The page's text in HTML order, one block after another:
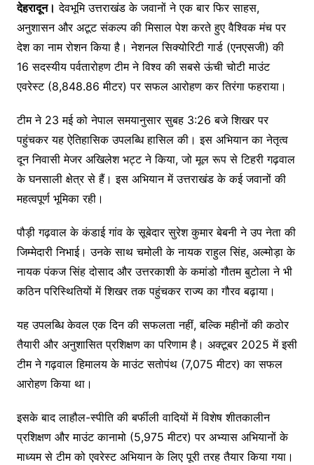
देहरादून। देवभूमि उत्तराखंड के जवानों ने एक बार फिर साहस,
अनुशासन और अटूट संकल्प की मिसाल पेश करते हुए वैश्विक मंच पर
देश का नाम रोशन किया है। नेशनल सिक्योरिटी गार्ड (एनएसजी) की
16 सदस्यीय पर्वतारोहण टीम ने विश्व की सबसे ऊंची चोटी माउंट
एवरेस्ट (8,848.86 मीटर) पर सफल आरोहण कर तिरंगा फहराया।
टीम ने 23 मई को नेपाल समयानुसार सुबह 3:26 बजे शिखर पर
पहुंचकर यह ऐतिहासिक उपलब्धि हासिल की। इस अभियान का नेतृत्व
दून निवासी मेजर अखिलेश भट्ट ने किया, जो मूल रूप से टिहरी गढ़वाल
के घनसाली क्षेत्र से हैं। इस अभियान में उत्तराखंड के कई जवानों की
महत्वपूर्ण भूमिका रही।
पौड़ी गढ़वाल के कंडाई गांव के सूबेदार सुरेश कुमार बेबनी ने उप नेता की
जिम्मेदारी निभाई। उनके साथ चमोली के नायक राहुल सिंह, अल्मोड़ा के
नायक पंकज सिंह दोसाद और उत्तरकाशी के कमांडो गौतम बुटोला ने भी
कठिन परिस्थितियों में शिखर तक पहुंचकर राज्य का गौरव बढ़ाया।
यह उपलब्धि केवल एक दिन की सफलता नहीं, बल्कि महीनों की कठोर
तैयारी और अनुशासित प्रशिक्षण का परिणाम है। अक्टूबर 2025 में इसी
टीम ने गढ़वाल हिमालय के माउंट सतोपंथ (7,075 मीटर) का सफल
आरोहण किया था।
इसके बाद लाहौल-स्पीति की बर्फीली वादियों में विशेष शीतकालीन
प्रशिक्षण और माउंट कानामो (5,975 मीटर) पर अभ्यास अभियानों के
माध्यम से टीम को एवरेस्ट अभियान के लिए पूरी तरह तैयार किया गया।